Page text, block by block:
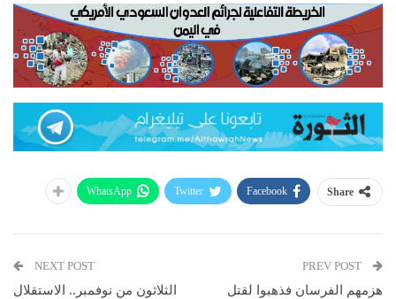
Share
Facebook
Twitter
WhatsApp
هزمهم الفرسان فذهبوا لقتل
NEXT POST
الثلاثون من نوفمبر.. الاستقلال